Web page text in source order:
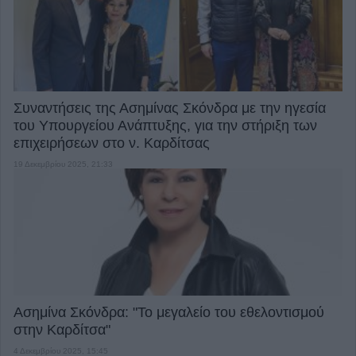
Συναντήσεις της Ασημίνας Σκόνδρα με την ηγεσία
του Υπουργείου Ανάπτυξης, για την στήριξη των
επιχειρήσεων στο ν. Καρδίτσας
19 Δεκεμβρίου 2025, 21:33
Ασημίνα Σκόνδρα: "Το μεγαλείο του εθελοντισμού
στην Καρδίτσα"
4 Δεκεμβρίου 2025, 15:45